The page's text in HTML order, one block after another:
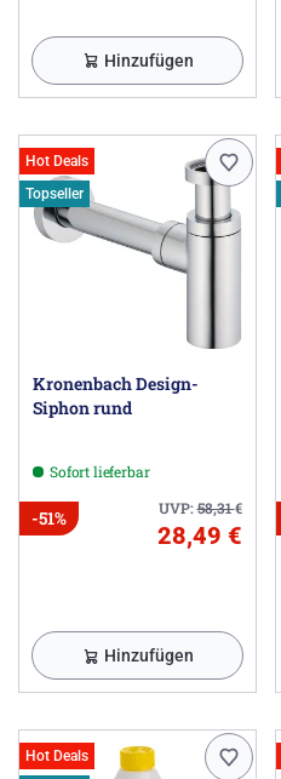
Hinzufügen
Hot Deals
Topseller
Kronenbach Design-
Siphon rund
Sofort lieferbar
UVP:58,31€
-51%
28,49 €
Hinzufügen
Hot Deals